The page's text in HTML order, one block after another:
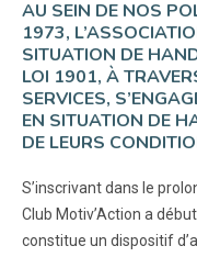
AU SEIN DE NOS
1973,
SITUATION DE
LOI 1901, À
SERVICES,
EN SITUATION DE
DE LEURS
S’inscrivant dans le
Club Motiv’Action a
constitue un dispositif